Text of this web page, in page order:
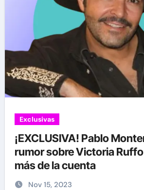
Exclusivas
¡EXCLUSIVA! Pablo
rumor sobre Victoria
más de la cuenta
Nov 15, 2023